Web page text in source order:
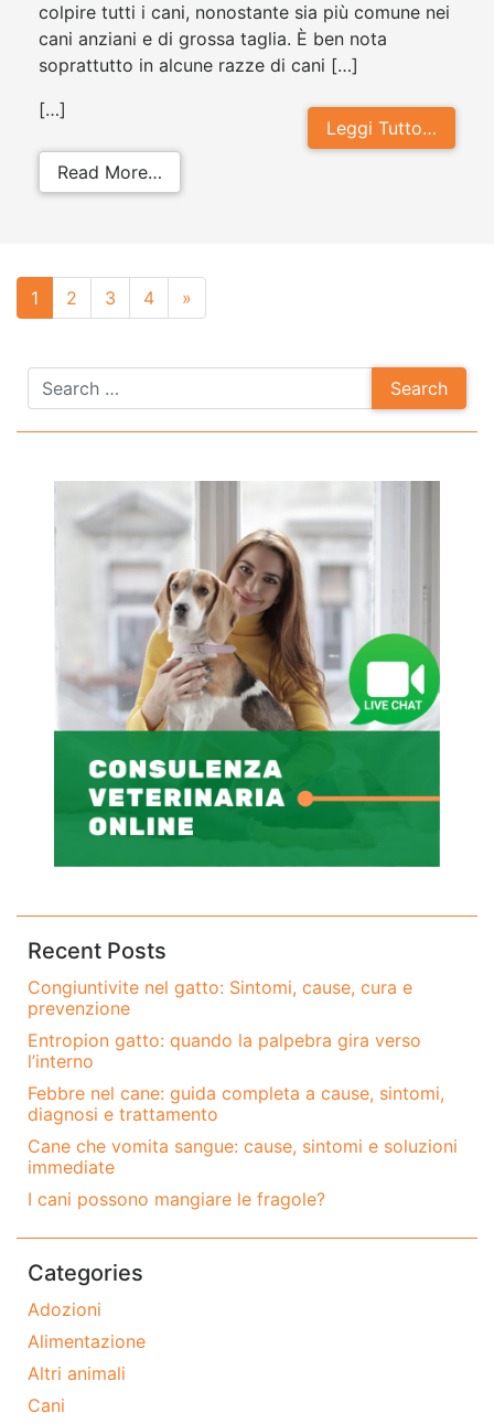
colpire tutti i cani, nonostante sia più comune nei
cani anziani e di grossa taglia. È ben nota
soprattutto in alcune razze di cani […]
Leggi Tutto…
[…]
Read More…
Posts
navigation
1 2 3 4 »
Recent Posts
Congiuntivite nel gatto: Sintomi, cause, cura e
prevenzione
Entropion gatto: quando la palpebra gira verso
l’interno
Febbre nel cane: guida completa a cause, sintomi,
diagnosi e trattamento
Cane che vomita sangue: cause, sintomi e soluzioni
immediate
I cani possono mangiare le fragole?
Categories
Adozioni
Alimentazione
Altri animali
Cani